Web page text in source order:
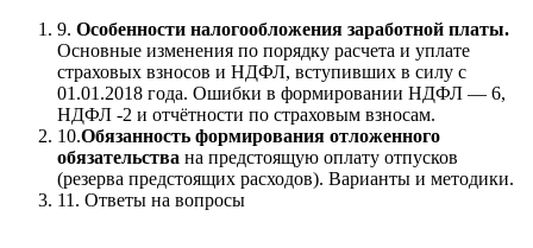
9. Особенности налогообложения заработной платы.
Основные изменения по порядку расчета и уплате
страховых взносов и НДФЛ, вступивших в силу с
01.01.2018 года. Ошибки в формировании НДФЛ — 6,
НДФЛ -2 и отчётности по страховым взносам.
10.Обязанность формирования отложенного
обязательства на предстоящую оплату отпусков
(резерва предстоящих расходов). Варианты и методики.
11. Ответы на вопросы